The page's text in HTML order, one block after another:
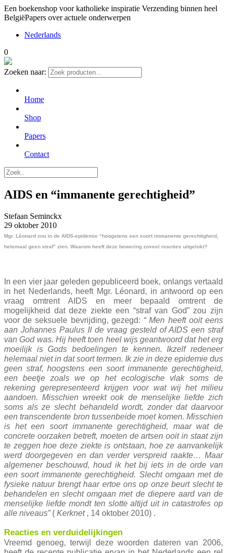
Een boekenshop voor katholieke inspiratie Verzending binnen heel
BelgiëPapers over actuele onderwerpen
Nederlands
0
Zoeken naar:
Home
Shop
Papers
Contact
AIDS en “immanente gerechtigheid”
Stefaan Seminckx
29 oktober 2010
Mgr. Léonard zou in de AIDS-epidemie “hoogstens een soort immanente gerechtigheid,
helemaal geen straf” zien. Waarom heeft deze bewering zoveel reacties uitgelokt?
In een vier jaar geleden gepubliceerd boek, onlangs vertaald
in het Nederlands, heeft Mgr. Léonard, in antwoord op een
vraag omtrent AIDS en meer bepaald omtrent de
mogelijkheid dat deze ziekte een “straf van God” zou zijn
voor de seksuele bevrijding, gezegd: “Men heeft ooit eens
aan Johannes Paulus II de vraag gesteld of AIDS een straf
van God was. Hij heeft toen heel wijs geantwoord dat het erg
moeilijk is Gods bedoelingen te kennen. Ikzelf redeneer
helemaal niet in dat soort termen. Ik zie in deze epidemie dus
geen straf, hoogstens een soort immanente gerechtigheid,
een beetje zoals we op het ecologische vlak soms de
rekening gerepresenteerd krijgen voor wat wij het milieu
aandoen. Misschien wreekt ook de menselijke liefde zich
soms als ze slecht behandeld wordt, zonder dat daarvoor
een transcendente bron tussenbeide moet komen. Misschien
is het een soort immanente gerechtigheid, maar wat de
concrete oorzaken betreft, moeten de artsen ooit in staat zijn
te zeggen hoe deze ziekte is ontstaan, hoe ze aanvankelijk
werd doorgegeven en dan verder verspreid raakte… Maar
algemener beschouwd, houd ik het bij iets in de orde van
een soort immanente gerechtigheid. Slecht omgaan met de
fysieke natuur brengt haar ertoe ons op onze beurt slecht te
behandelen en slecht omgaan met de diepere aard van de
menselijke liefde mondt ten slotte altijd uit in catastrofes op
alle niveaus” ( Kerknet , 14 oktober 2010) .
Reacties en verduidelijkingen
Vreemd genoeg, terwijl deze woorden dateren van 2006,